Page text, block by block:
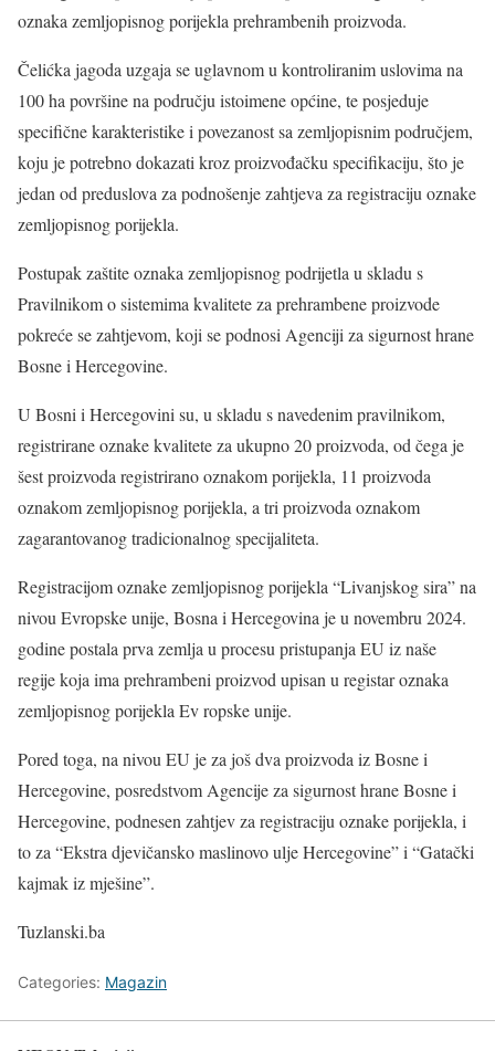
oznaka zemljopisnog porijekla prehrambenih proizvoda.
Čelićka jagoda uzgaja se uglavnom u kontroliranim uslovima na
100 ha površine na području istoimene općine, te posjeduje
specifične karakteristike i povezanost sa zemljopisnim područjem,
koju je potrebno dokazati kroz proizvođačku specifikaciju, što je
jedan od preduslova za podnošenje zahtjeva za registraciju oznake
zemljopisnog porijekla.
Postupak zaštite oznaka zemljopisnog podrijetla u skladu s
Pravilnikom o sistemima kvalitete za prehrambene proizvode
pokreće se zahtjevom, koji se podnosi Agenciji za sigurnost hrane
Bosne i Hercegovine.
U Bosni i Hercegovini su, u skladu s navedenim pravilnikom,
registrirane oznake kvalitete za ukupno 20 proizvoda, od čega je
šest proizvoda registrirano oznakom porijekla, 11 proizvoda
oznakom zemljopisnog porijekla, a tri proizvoda oznakom
zagarantovanog tradicionalnog specijaliteta.
Registracijom oznake zemljopisnog porijekla “Livanjskog sira” na
nivou Evropske unije, Bosna i Hercegovina je u novembru 2024.
godine postala prva zemlja u procesu pristupanja EU iz naše
regije koja ima prehrambeni proizvod upisan u registar oznaka
zemljopisnog porijekla Ev ropske unije.
Pored toga, na nivou EU je za još dva proizvoda iz Bosne i
Hercegovine, posredstvom Agencije za sigurnost hrane Bosne i
Hercegovine, podnesen zahtjev za registraciju oznake porijekla, i
to za “Ekstra djevičansko maslinovo ulje Hercegovine” i “Gatački
kajmak iz mješine”.
Tuzlanski.ba
Categories: Magazin